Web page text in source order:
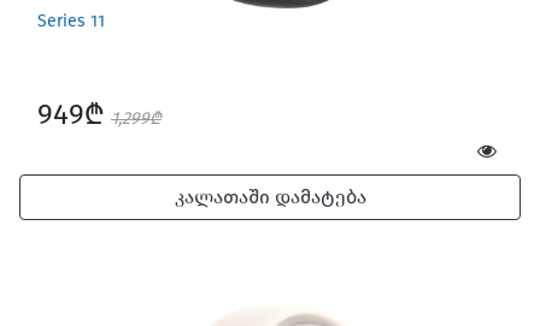
Series 11
949₾ 1,299₾
კალათაში დამატება